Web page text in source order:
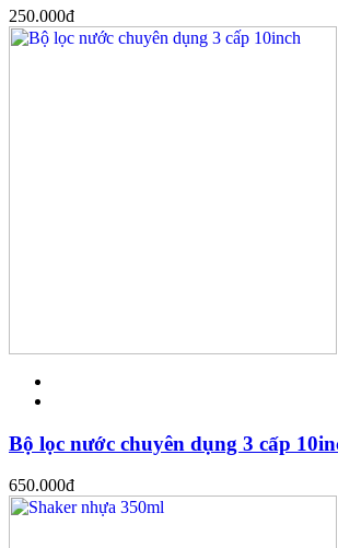
250.000đ
Bộ lọc nước chuyên dụng 3 cấp
650.000đ